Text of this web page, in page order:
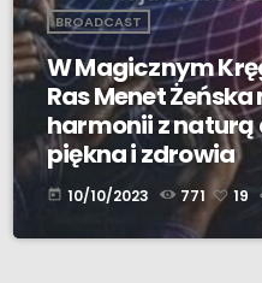
BROADCAST
W Magicznym
Ras Menet
harmonii z naturą
piękna i zdrowia
today 10/10/2023 771 19